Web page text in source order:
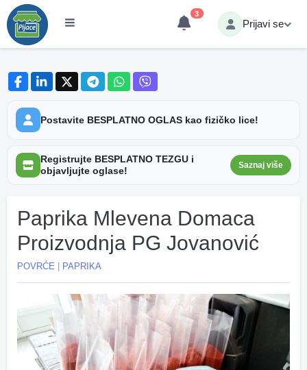
3
Prijavi se
Postavite BESPLATNO OGLAS kao fizičko lice!
Registrujte BESPLATNO TEZGU i
objavljujte oglase!
Saznaj više
Paprika Mlevena Domaca
Proizvodnja PG Jovanović
POVRĆE PAPRIKA